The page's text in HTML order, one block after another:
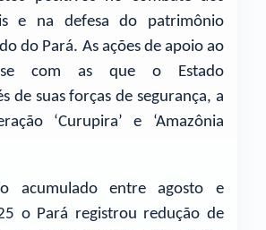
e na defesa do patrimônio
do Pará. As ações de apoio ao
se com as que o Estado
de suas forças de segurança, a
‘Curupira’ e ‘Amazônia
acumulado entre agosto e
o Pará registrou redução de